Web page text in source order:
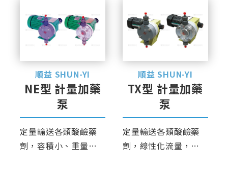
順益 SHUN-YI
NE型 計量加藥
泵
定量輸送各類酸鹼藥
劑，容積小、重量
順益 SHUN-YI
TX型 計量加藥
泵
定量輸送各類酸鹼藥
劑，線性化流量，在